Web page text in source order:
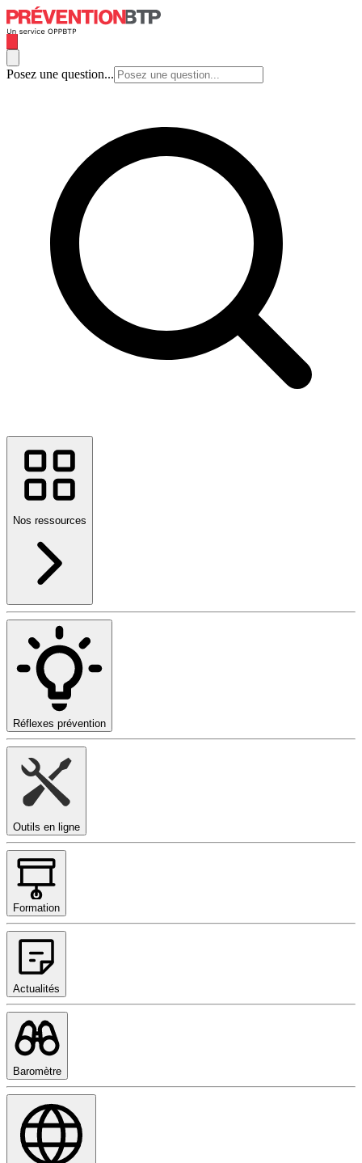
Posez une question...
Nos ressources
Réflexes prévention
Outils en ligne
Formation
Actualités
Baromètre